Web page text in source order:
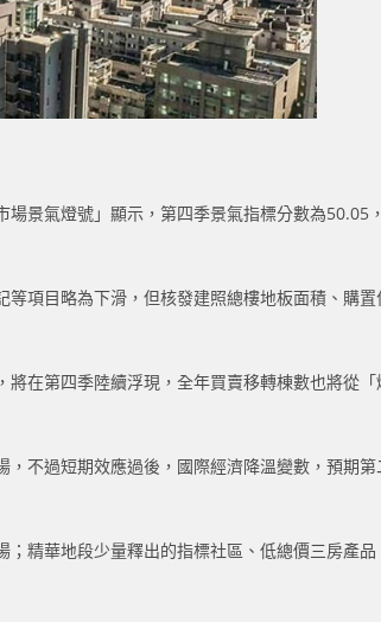
景氣燈號」顯示，第四季景氣指標分數為50.05
項目略為下滑，但核發建照總樓地板面積、購
在第四季陸續浮現，全年買賣移轉棟數也將從
不過短期效應過後，國際經濟降溫變數，預期
精華地段少量釋出的指標社區、低總價三房產